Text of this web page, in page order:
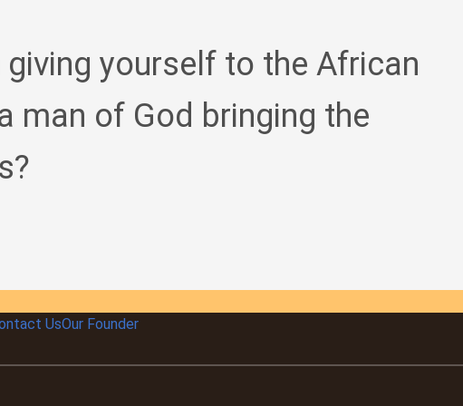
yourself to the African
man of God bringing the
UsOur Founder